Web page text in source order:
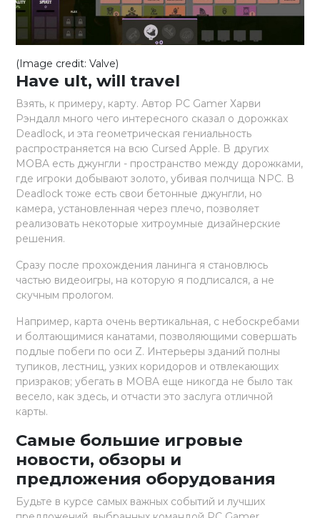
(Image credit: Valve)
Have ult, will travel
Взять, к примеру, карту. Автор PC Gamer Харви
Рэндалл много чего интересного сказал о дорожках
Deadlock, и эта геометрическая гениальность
распространяется на всю Cursed Apple. В других
MOBA есть джунгли - пространство между дорожками,
где игроки добывают золото, убивая полчища NPC. В
Deadlock тоже есть свои бетонные джунгли, но
камера, установленная через плечо, позволяет
реализовать некоторые хитроумные дизайнерские
решения.
Сразу после прохождения ланинга я становлюсь
частью видеоигры, на которую я подписался, а не
скучным прологом.
Например, карта очень вертикальная, с небоскребами
и болтающимися канатами, позволяющими совершать
подлые побеги по оси Z. Интерьеры зданий полны
тупиков, лестниц, узких коридоров и отвлекающих
призраков; убегать в MOBA еще никогда не было так
весело, как здесь, и отчасти это заслуга отличной
карты.
Самые большие игровые
новости, обзоры и
предложения оборудования
Будьте в курсе самых важных событий и лучших